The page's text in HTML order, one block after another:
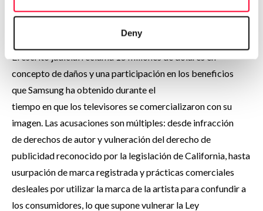
Deny
Reclamación millonaria
El escrito judicial reclama 15 millones de dólares en
concepto de daños y una participación en los beneficios
que Samsung ha obtenido durante el
tiempo en que los televisores se comercializaron con su
imagen. Las acusaciones son múltiples: desde infracción
de derechos de autor y vulneración del derecho de
publicidad reconocido por la legislación de California, hasta
usurpación de marca registrada y prácticas comerciales
desleales por utilizar la marca de la artista para confundir a
los consumidores, lo que supone vulnerar la Ley